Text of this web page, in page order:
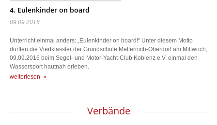
4. Eulenkinder on board
09.09.2016
Unterricht einmal anders: „Eulenkinder on board!“ Unter diesem Motto
durften die Viertklässler der Grundschule Metternich-Oberdorf am Mittwoch,
09.09.2016 beim Segel- und Motor-Yacht-Club Koblenz e.V. einmal den
Wassersport hautnah erleben.
weiterlesen »
Verbände